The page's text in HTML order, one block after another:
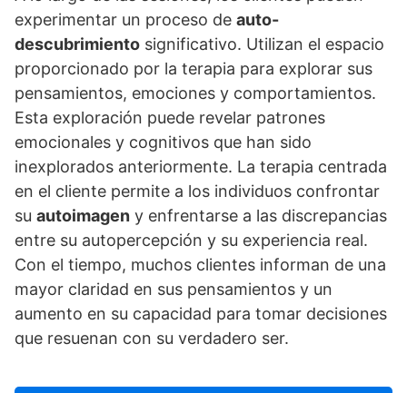
experimentar un proceso de auto-
descubrimiento significativo. Utilizan el espacio
proporcionado por la terapia para explorar sus
pensamientos, emociones y comportamientos.
Esta exploración puede revelar patrones
emocionales y cognitivos que han sido
inexplorados anteriormente. La terapia centrada
en el cliente permite a los individuos confrontar
su autoimagen y enfrentarse a las discrepancias
entre su autopercepción y su experiencia real.
Con el tiempo, muchos clientes informan de una
mayor claridad en sus pensamientos y un
aumento en su capacidad para tomar decisiones
que resuenan con su verdadero ser.